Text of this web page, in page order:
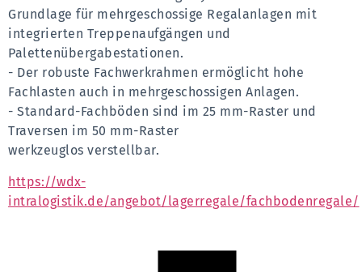
Grundlage für mehrgeschossige Regalanlagen mit
integrierten Treppenaufgängen und
Palettenübergabestationen.
- Der robuste Fachwerkrahmen ermöglicht hohe
Fachlasten auch in mehrgeschossigen Anlagen.
- Standard-Fachböden sind im 25 mm-Raster und
Traversen im 50 mm-Raster
werkzeuglos verstellbar.
https://wdx-
intralogistik.de/angebot/lagerregale/fachbodenregale/